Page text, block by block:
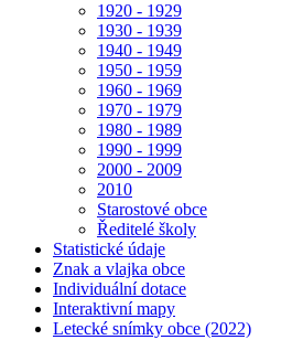
1920 - 1929
1930 - 1939
1940 - 1949
1950 - 1959
1960 - 1969
1970 - 1979
1980 - 1989
1990 - 1999
2000 - 2009
2010
Starostové obce
Ředitelé školy
Statistické údaje
Znak a vlajka obce
Individuální dotace
Interaktivní mapy
Letecké snímky obce (2022)